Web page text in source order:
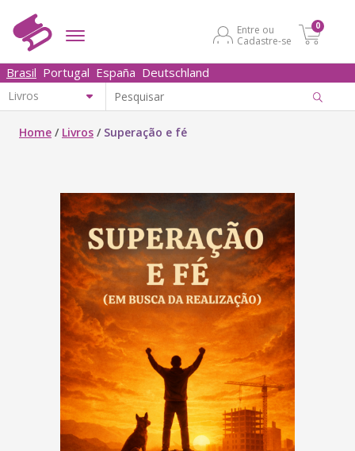
Entre ou
Cadastre-se
0
Brasil Portugal España Deutschland
Home / Livros / Superação e fé